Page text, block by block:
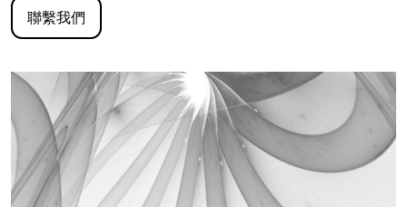
聯繫我們